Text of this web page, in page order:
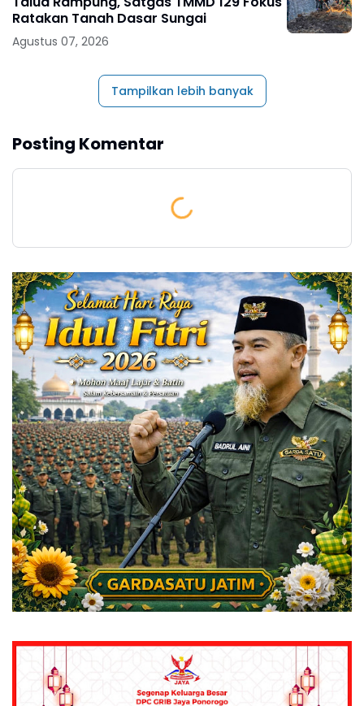
Ratakan Tanah Dasar Sungai
Agustus 07, 2026
Tampilkan lebih banyak
Posting Komentar